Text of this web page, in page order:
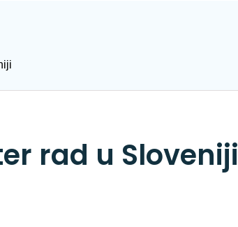
rad u Sloveniji